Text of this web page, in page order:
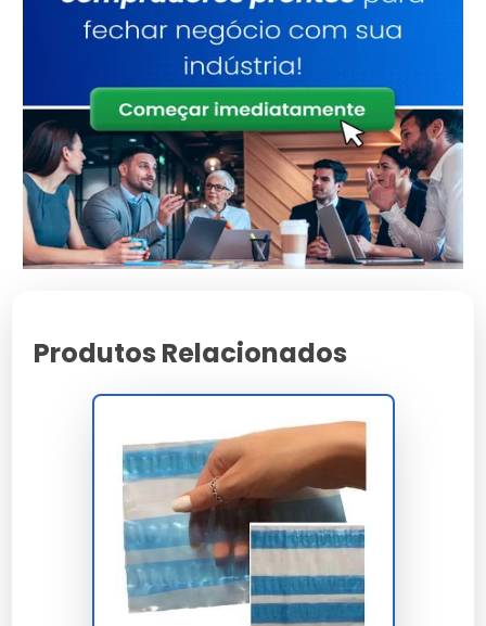
A adesivação permanente acrílica entrega 23
N/25mm com quick-stick de 14 N e resistência
ao cisalhamento de 50 minutos a 70°C
conforme PSTC 107, garantindo fixação
duradoura em capas com gramatura entre 250
e 400 g/m² sem migração de plastificante ou
descolamento sob condições escolares de uso
intensivo. A estabilidade térmica opera entre
-10°C e 60°C mantendo integridade estrutural
mesmo em armazenamento veicular em
A conformidade atende NBR 13230, NBR 13956 e
RDC 123/2001 ANVISA para contato acidental
com pele infantil, com ausência de ftalatos
DEHP, DBP, BBP conforme diretiva RoHS 3 e
REACH. A superfície recebe tratamento corona
42 dinas/cm para ancoragem de tintas UV e
flexográficas em até oito cores Pantone com
registro máquina inferior a 0,2 mm, suportando
campanhas promocionais com branding
corporativo, licenciamento de personagens e
Produtos Relacionados